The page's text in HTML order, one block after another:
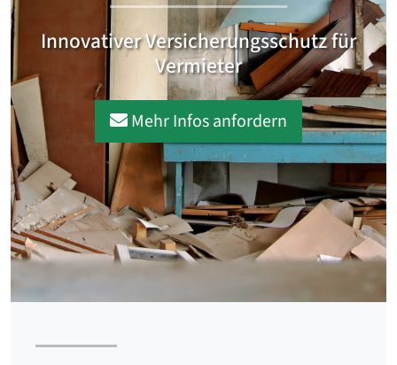
Innovativer Versicherungsschutz für
Vermieter
Mehr Infos anfordern